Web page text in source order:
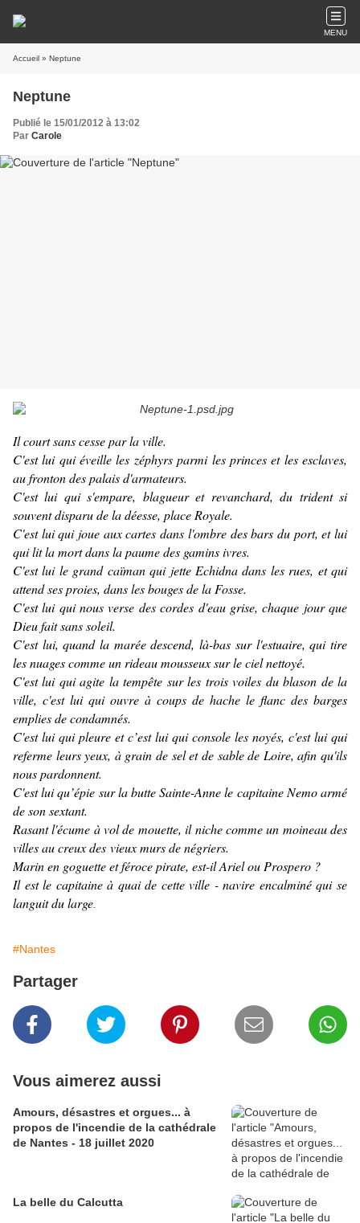
MENU
Accueil » Neptune
Neptune
Publié le 15/01/2012 à 13:02
Par Carole
Il court sans cesse par la ville.
C'est lui qui éveille les zéphyrs parmi les princes et les esclaves,
au fronton des palais d'armateurs.
C'est lui qui s'empare, blagueur et revanchard, du trident si
souvent disparu de la déesse, place Royale.
C'est lui qui joue aux cartes dans l'ombre des bars du port, et lui
qui lit la mort dans la paume des gamins ivres.
C'est lui le grand caïman qui jette Echidna dans les rues, et qui
attend ses proies, dans les bouges de la Fosse.
C'est lui qui nous verse des cordes d'eau grise, chaque jour que
Dieu fait sans soleil.
C'est lui, quand la marée descend, là-bas sur l'estuaire, qui tire
les nuages comme un rideau mousseux sur le ciel nettoyé.
C'est lui qui agite la tempête sur les trois voiles du blason de la
ville, c'est lui qui ouvre à coups de hache le flanc des barges
emplies de condamnés.
C'est lui qui pleure et c’est lui qui console les noyés, c'est lui qui
referme leurs yeux, à grain de sel et de sable de Loire, afin qu'ils
nous pardonnent.
C'est lui qu’épie sur la butte Sainte-Anne le capitaine Nemo armé
de son sextant.
Rasant l'écume à vol de mouette, il niche comme un moineau des
villes au creux des vieux murs de négriers.
Marin en goguette et féroce pirate, est-il Ariel ou Prospero ?
Il est le capitaine à quai de cette ville - navire encalminé qui se
languit du large.
#Nantes
Partager
Vous aimerez aussi
Amours, désastres et orgues... à
propos de l'incendie de la cathédrale
de Nantes - 18 juillet 2020
La belle du Calcutta